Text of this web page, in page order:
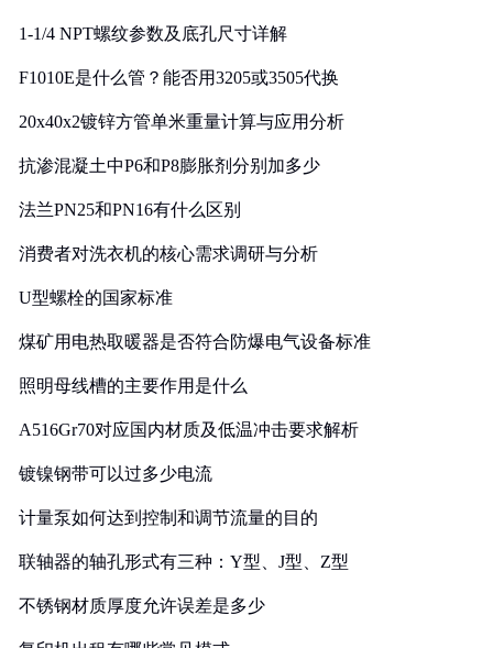
1-1/4 NPT螺纹参数及底孔尺寸详解
F1010E是什么管？能否用3205或3505代换
20x40x2镀锌方管单米重量计算与应用分析
抗渗混凝土中P6和P8膨胀剂分别加多少
法兰PN25和PN16有什么区别
消费者对洗衣机的核心需求调研与分析
U型螺栓的国家标准
煤矿用电热取暖器是否符合防爆电气设备标准
照明母线槽的主要作用是什么
A516Gr70对应国内材质及低温冲击要求解析
镀镍钢带可以过多少电流
计量泵如何达到控制和调节流量的目的
联轴器的轴孔形式有三种：Y型、J型、Z型
不锈钢材质厚度允许误差是多少